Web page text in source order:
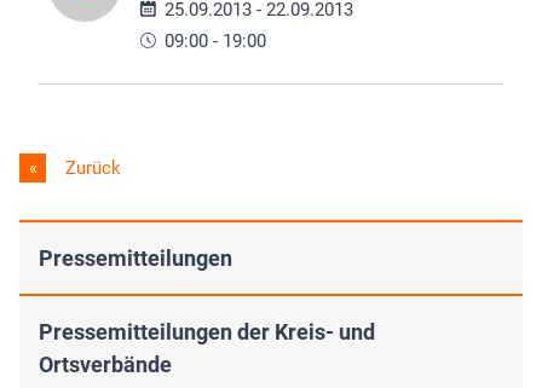
25.09.2013 - 22.09.2013
09:00 - 19:00
Zurück
Pressemitteilungen
Pressemitteilungen der Kreis- und
Ortsverbände